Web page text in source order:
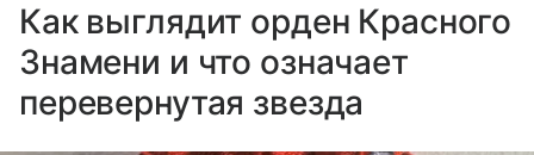
Как выглядит орден Красного
Знамени и что означает
перевернутая звезда